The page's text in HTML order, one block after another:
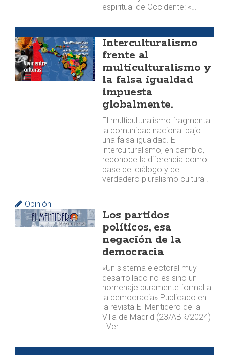
espiritual de Occidente: «…
Interculturalismo
frente al
multiculturalismo y
la falsa igualdad
impuesta
globalmente.
El multiculturalismo fragmenta
la comunidad nacional bajo
una falsa igualdad. El
interculturalismo, en cambio,
reconoce la diferencia como
base del diálogo y del
verdadero pluralismo cultural.
Opinión
Los partidos
políticos, esa
negación de la
democracia
«Un sistema electoral muy
desarrollado no es sino un
homenaje puramente formal a
la democracia». ​​Publicado en
la revista El Mentidero de la
Villa de Madrid (23/ABR/2024)
. Ver…